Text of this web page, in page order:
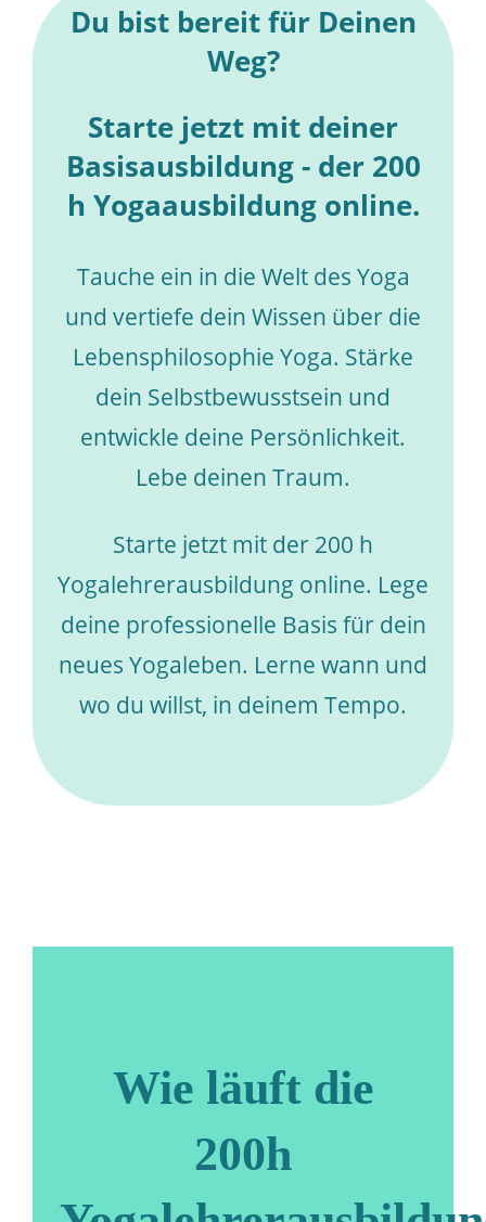
Du bist bereit für Deinen
Weg?
Starte jetzt mit deiner
Basisausbildung - der 200
h Yogaausbildung online.
Tauche ein in die Welt des Yoga
und vertiefe dein Wissen über die
Lebensphilosophie Yoga. Stärke
dein Selbstbewusstsein und
entwickle deine Persönlichkeit.
Lebe deinen Traum.
Starte jetzt mit der 200 h
Yogalehrerausbildung online. Lege
deine professionelle Basis für dein
neues Yogaleben. Lerne wann und
wo du willst, in deinem Tempo.
Wie läuft die
200h